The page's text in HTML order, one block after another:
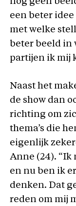
een beter
met welke
beter beeld in
partijen ik mij
Naast het
de show dan
richting om
thema’s die
eigenlijk
Anne (24). “Ik
en nu ben ik
denken. Dat
reden om mij